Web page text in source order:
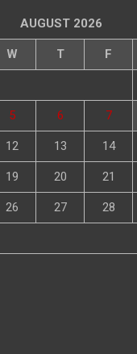
AUGUST 2026
W T F
5 6 7
12 13 14
19 20 21
26 27 28